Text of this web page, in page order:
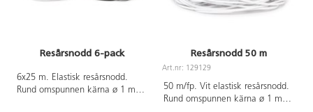
Resårsnodd 6-pack
6x25 m. Elastisk resårsnodd.
Rund omspunnen kärna ø 1 mm.
Resårsnodd 50 m
Art.nr: 129129
50 m/fp. Vit elastisk resårsnodd.
Rund omspunnen kärna ø 1 mm.